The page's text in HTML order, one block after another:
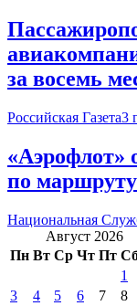
за восемь
Российская Газета3
«Аэрофлот»
по
Национальная
Август 2026
Пн Вт Ср Чт Пт
1
3
4 5 6 7 8